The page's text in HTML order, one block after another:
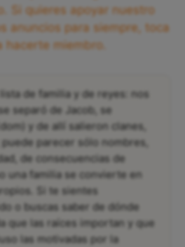
Si quieres apoyar nuestro
anuncios para siempre, toca
hacerte miembro.
de familia y de reyes: nos
separó de Jacob, se
y de allí salieron clanes,
parecer sólo nombres,
de consecuencias de
una familia se convierte en
Si te sientes
o buscas saber de dónde
que las raíces importan y que
las motivadas por la